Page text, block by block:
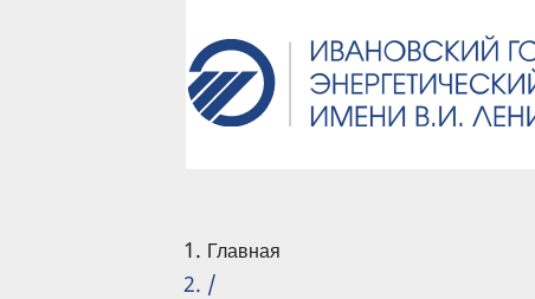
Главная
/